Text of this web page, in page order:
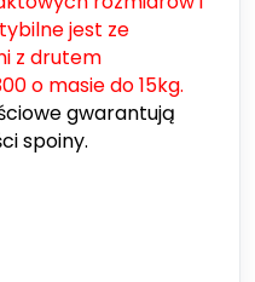
jest ze
z drutem
o masie do 15kg.
gwarantują
spoiny.